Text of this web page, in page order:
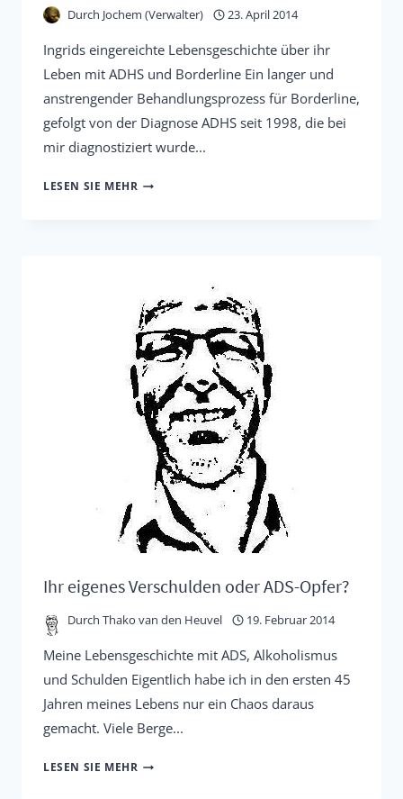
Durch Jochem (Verwalter) 23. April 2014
Ingrids eingereichte Lebensgeschichte über ihr
Leben mit ADHS und Borderline Ein langer und
anstrengender Behandlungsprozess für Borderline,
gefolgt von der Diagnose ADHS seit 1998, die bei
mir diagnostiziert wurde...
LESEN SIE MEHR INGRID'S
BORDERLINE
UND
ADHD
Ihr eigenes Verschulden oder ADS-Opfer?
Durch Thako van den Heuvel 19. Februar 2014
Meine Lebensgeschichte mit ADS, Alkoholismus
und Schulden Eigentlich habe ich in den ersten 45
Jahren meines Lebens nur ein Chaos daraus
gemacht. Viele Berge...
LESEN SIE MEHR IHR